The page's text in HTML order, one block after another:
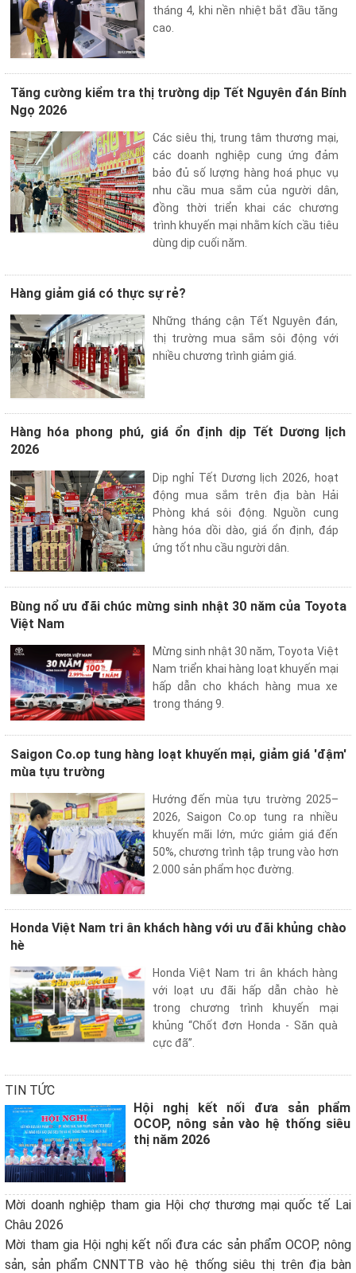
tháng 4, khi nền nhiệt bắt đầu tăng
cao.
Tăng cường kiểm tra thị trường dịp Tết Nguyên đán Bính
Ngọ 2026
Các siêu thị, trung tâm thương mại,
các doanh nghiệp cung ứng đảm
bảo đủ số lượng hàng hoá phục vụ
nhu cầu mua sắm của người dân,
đồng thời triển khai các chương
trình khuyến mại nhằm kích cầu tiêu
dùng dịp cuối năm.
Hàng giảm giá có thực sự rẻ?
Những tháng cận Tết Nguyên đán,
thị trường mua sắm sôi động với
nhiều chương trình giảm giá.
Hàng hóa phong phú, giá ổn định dịp Tết Dương lịch
2026
Dịp nghỉ Tết Dương lịch 2026, hoạt
động mua sắm trên địa bàn Hải
Phòng khá sôi động. Nguồn cung
hàng hóa dồi dào, giá ổn định, đáp
ứng tốt nhu cầu người dân.
Bùng nổ ưu đãi chúc mừng sinh nhật 30 năm của Toyota
Việt Nam
Mừng sinh nhật 30 năm, Toyota Việt
Nam triển khai hàng loạt khuyến mại
hấp dẫn cho khách hàng mua xe
trong tháng 9.
Saigon Co.op tung hàng loạt khuyến mại, giảm giá 'đậm'
mùa tựu trường
Hướng đến mùa tựu trường 2025–
2026, Saigon Co.op tung ra nhiều
khuyến mãi lớn, mức giảm giá đến
50%, chương trình tập trung vào hơn
2.000 sản phẩm học đường.
Honda Việt Nam tri ân khách hàng với ưu đãi khủng chào
hè
Honda Việt Nam tri ân khách hàng
với loạt ưu đãi hấp dẫn chào hè
trong chương trình khuyến mại
khủng “Chốt đơn Honda - Săn quà
cực đã”.
TIN TỨC
Hội nghị kết nối đưa sản phẩm
OCOP, nông sản vào hệ thống siêu
thị năm 2026
Mời doanh nghiệp tham gia Hội chợ thương mại quốc tế Lai
Châu 2026
Mời tham gia Hội nghị kết nối đưa các sản phẩm OCOP, nông
sản, sản phẩm CNNTTB vào hệ thống siêu thị trên địa bàn